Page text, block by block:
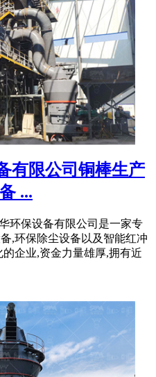
有限公司铜棒生产
...
环保设备有限公司是一家专
,环保除尘设备以及智能红冲
企业,资金力量雄厚,拥有近